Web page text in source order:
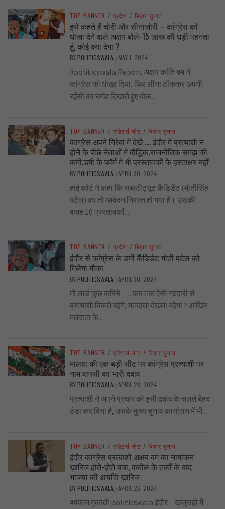
TOP BANNER / प्रदेश / बिहार चुनाव
इसे कहते हैं चोरी और सीनाजोरी – कांग्रेस को
धोखा देने वाले अक्षय बोले-15 लाख की घड़ी पहनता
हूं, कोई क्या देगा ?
BY POLITICSWALA / MAY 1, 2024
#politicswala Report अक्षय कांति बम ने
कांग्रेस को धोखा दिया, फिर सीना ठोंककर अपनी
रईसी का घमंड दिखाते हुए बोल...
TOP BANNER / एडिटर्स नोट / बिहार चुनाव
कांग्रेस अपने गिरेबां में देखे …. इंदौर में प्रत्याशी न
होने के पीछे नेताओं में बौद्धिक,राजनीतिक समझ की
कमी,डमी के फॉर्म में भी प्रस्तावकों के हस्ताक्षर नहीं
BY POLITICSWALA /APRIL 30, 2024
हाई कोर्ट ने कहा कि सब्स्टीट्यूट कैंडिडेंट (मोतीसिंह
पटेल) का तो आवेदन निरस्त हो गया है। उसकी
वजह 10 प्रस्तावकों...
TOP BANNER / प्रदेश / बिहार चुनाव
इंदौर से कांग्रेस के डमी कैंडिडेट मोती पटेल को
मिलेगा मौका
BY POLITICSWALA /APRIL 30, 2024
मी लार्ड कुछ करिये …. कब तक ऐसी गद्द्दारी से
प्रत्याशी बिकते रहेंगे, मतदाता देखता रहेगा ? आखिर
मतदाता के...
TOP BANNER / एडिटर्स नोट / बिहार चुनाव
मालवा की एक बड़ी सीट पर कांग्रेस प्रत्याशी पर
नाम वापसी का भारी दबाव
BY POLITICSWALA /APRIL 28, 2024
प्रत्याशी ने अपने प्रचार को इसी दबाव के चलते बेहद
ठंडा कर दिया है, उसके मुख्य चुनाव कार्यालय में भी...
TOP BANNER / एडिटर्स नोट / बिहार चुनाव
इंदौर कांग्रेस प्रत्याशी अक्षय बम का नामांकन
ख़ारिज होते-होते बचा, वकील के तर्कों के बाद
भाजपा की आपत्ति ख़ारिज
BY POLITICSWALA /APRIL 26, 2024
#पंकज मुकाती politicswala इंदौर। खजुराहों में